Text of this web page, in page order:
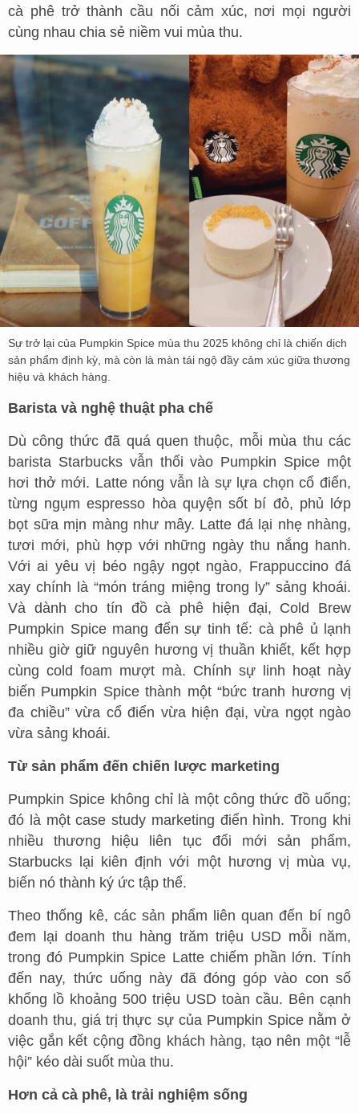
cà phê trở thành cầu nối cảm xúc, nơi mọi người
cùng nhau chia sẻ niềm vui mùa thu.
Sự trở lại của Pumpkin Spice mùa thu 2025 không chỉ là chiến dịch
sản phẩm định kỳ, mà còn là màn tái ngộ đầy cảm xúc giữa thương
hiệu và khách hàng.
Barista và nghệ thuật pha chế
Dù công thức đã quá quen thuộc, mỗi mùa thu các
barista Starbucks vẫn thổi vào Pumpkin Spice một
hơi thở mới. Latte nóng vẫn là sự lựa chọn cổ điển,
từng ngụm espresso hòa quyện sốt bí đỏ, phủ lớp
bọt sữa mịn màng như mây. Latte đá lại nhẹ nhàng,
tươi mới, phù hợp với những ngày thu nắng hanh.
Với ai yêu vị béo ngậy ngọt ngào, Frappuccino đá
xay chính là “món tráng miệng trong ly” sảng khoái.
Và dành cho tín đồ cà phê hiện đại, Cold Brew
Pumpkin Spice mang đến sự tinh tế: cà phê ủ lạnh
nhiều giờ giữ nguyên hương vị thuần khiết, kết hợp
cùng cold foam mượt mà. Chính sự linh hoạt này
biến Pumpkin Spice thành một “bức tranh hương vị
đa chiều” vừa cổ điển vừa hiện đại, vừa ngọt ngào
vừa sảng khoái.
Từ sản phẩm đến chiến lược marketing
Pumpkin Spice không chỉ là một công thức đồ uống;
đó là một case study marketing điển hình. Trong khi
nhiều thương hiệu liên tục đổi mới sản phẩm,
Starbucks lại kiên định với một hương vị mùa vụ,
biến nó thành ký ức tập thể.
Theo thống kê, các sản phẩm liên quan đến bí ngô
đem lại doanh thu hàng trăm triệu USD mỗi năm,
trong đó Pumpkin Spice Latte chiếm phần lớn. Tính
đến nay, thức uống này đã đóng góp vào con số
khổng lồ khoảng 500 triệu USD toàn cầu. Bên cạnh
doanh thu, giá trị thực sự của Pumpkin Spice nằm ở
việc gắn kết cộng đồng khách hàng, tạo nên một “lễ
hội” kéo dài suốt mùa thu.
Hơn cả cà phê, là trải nghiệm sống